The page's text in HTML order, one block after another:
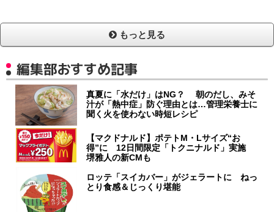
もっと見る
編集部おすすめ記事
真夏に「水だけ」はNG？ 朝のだし、みそ
汁が「熱中症」防ぐ理由とは…管理栄養士に
聞く火を使わない時短レシピ
【マクドナルド】ポテトM・Lサイズ“お
得”に 12日間限定「トクニナルド」実施
堺雅人の新CMも
ロッテ「スイカバー」がジェラートに ねっ
とり食感＆じっくり堪能